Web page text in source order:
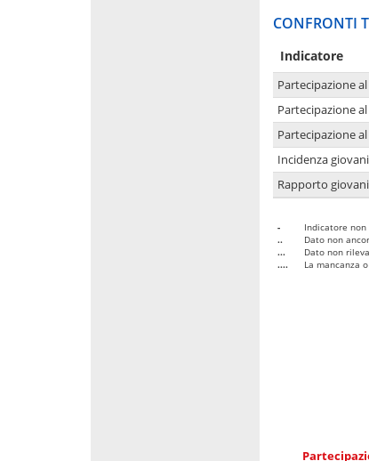
CONFRONTI
Indicatore
Partecipazione
Partecipazione
Partecipazione
Incidenza
Rapporto
-
Indicatore
..
Dato non
...
Dato non
....
La mancanza